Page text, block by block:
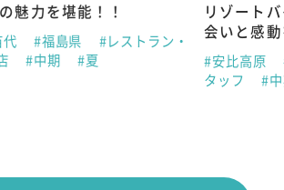
魅力を堪能！！
#福島県
#レストラン・
#中期 #夏
リゾート
会いと感
#安比高原
タッフ
#